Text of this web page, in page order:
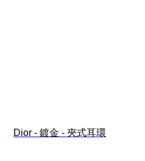
Dior - 鍍金 - 夾式耳環